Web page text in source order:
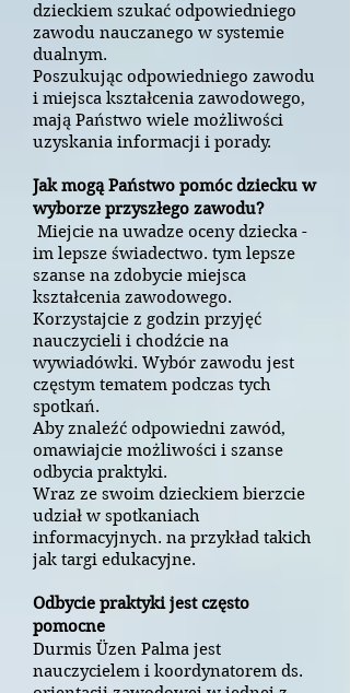
dzieckiem szukać odpowiedniego
zawodu nauczanego w systemie
dualnym.
Poszukując odpowiedniego zawodu
i miejsca kształcenia zawodowego,
mają Państwo wiele możliwości
uzyskania informacji i porady.
Jak mogą Państwo pomóc dziecku w
wyborze przyszłego zawodu?
Miejcie na uwadze oceny dziecka -
im lepsze świadectwo. tym lepsze
szanse na zdobycie miejsca
kształcenia zawodowego.
Korzystajcie z godzin przyjęć
nauczycieli i chodźcie na
wywiadówki. Wybór zawodu jest
częstym tematem podczas tych
spotkań.
Aby znaleźć odpowiedni zawód,
omawiajcie możliwości i szanse
odbycia praktyki.
Wraz ze swoim dzieckiem bierzcie
udział w spotkaniach
informacyjnych. na przykład takich
jak targi edukacyjne.
Odbycie praktyki jest często
pomocne
Durmis Üzen Palma jest
nauczycielem i koordynatorem ds.